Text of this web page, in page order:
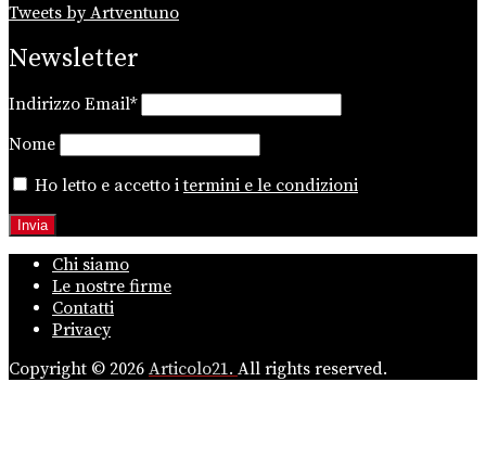
Tweets by Artventuno
Newsletter
Indirizzo Email*
Nome
Ho letto e accetto itermini e le condizioni
Chi siamo
Le nostre firme
Contatti
Privacy
Copyright © 2026 Articolo21. All rights reserved.